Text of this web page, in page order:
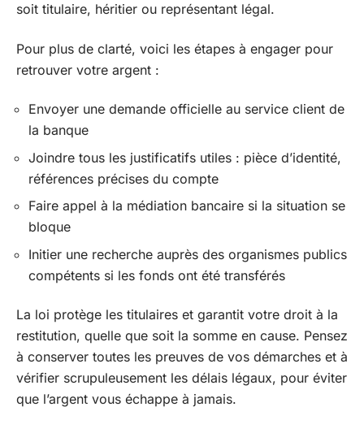
soit titulaire, héritier ou représentant légal.
Pour plus de clarté, voici les étapes à engager pour
retrouver votre argent :
Envoyer une demande officielle au service client de
la banque
Joindre tous les justificatifs utiles : pièce d’identité,
références précises du compte
Faire appel à la médiation bancaire si la situation se
bloque
Initier une recherche auprès des organismes publics
compétents si les fonds ont été transférés
La loi protège les titulaires et garantit votre droit à la
restitution, quelle que soit la somme en cause. Pensez
à conserver toutes les preuves de vos démarches et à
vérifier scrupuleusement les délais légaux, pour éviter
que l’argent vous échappe à jamais.